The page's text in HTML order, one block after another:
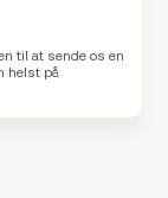
til at sende os en
helst på